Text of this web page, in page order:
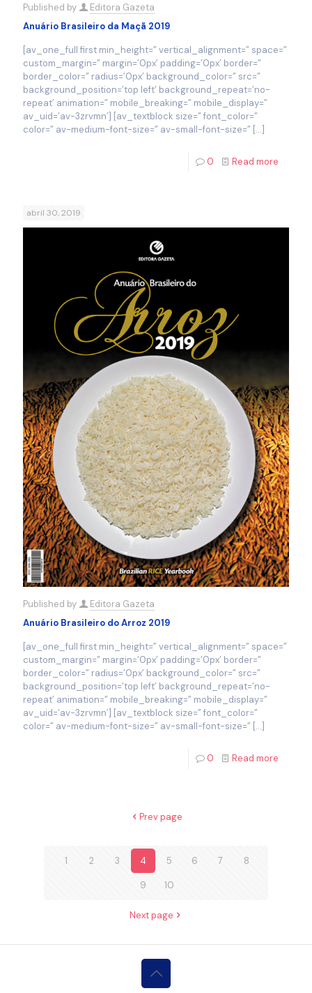
Published by
Editora Gazeta
Anuário Brasileiro da Maçã 2019
[av_one_full first min_height=” vertical_alignment=” space=”
custom_margin=” margin=’0px’ padding=’0px’ border=”
border_color=” radius=’0px’ background_color=” src=”
background_position=’top left’ background_repeat=’no-
repeat’ animation=” mobile_breaking=” mobile_display=”
av_uid=’av-3zrvmn’] [av_textblock size=” font_color=”
color=” av-medium-font-size=” av-small-font-size=” […]
0 Read more
abril 30, 2019
Published by
Editora Gazeta
Anuário Brasileiro do Arroz 2019
[av_one_full first min_height=” vertical_alignment=” space=”
custom_margin=” margin=’0px’ padding=’0px’ border=”
border_color=” radius=’0px’ background_color=” src=”
background_position=’top left’ background_repeat=’no-
repeat’ animation=” mobile_breaking=” mobile_display=”
av_uid=’av-3zrvmn’] [av_textblock size=” font_color=”
color=” av-medium-font-size=” av-small-font-size=” […]
0 Read more
Prev page
1 2 3 4 5 6 7 8
9 10
Next page